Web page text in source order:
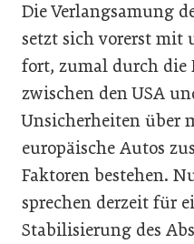
Die Verlangsamung
setzt sich vorerst mit
fort, zumal durch die
zwischen den USA
Unsicherheiten über
europäische Autos
Faktoren bestehen.
sprechen derzeit für
Stabilisierung des